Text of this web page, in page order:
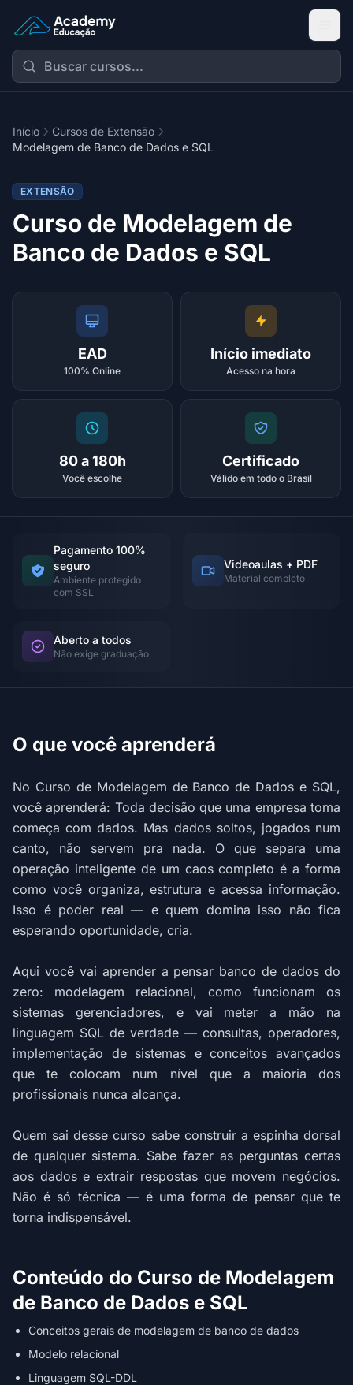
Academy Extensão
Início
Cursos de Extensão
Modelagem de Banco de Dados e SQL
EXTENSÃO
Curso de Modelagem de
Banco de Dados e SQL
EAD
100% Online
Início imediato
Acesso na hora
80 a 180h
Você escolhe
Certificado
Válido em todo o Brasil
Pagamento 100%
seguro
Ambiente protegido
com SSL
Videoaulas + PDF
Material completo
Aberto a todos
Não exige graduação
O que você aprenderá
No Curso de Modelagem de Banco de Dados e SQL,
você aprenderá: Toda decisão que uma empresa toma
começa com dados. Mas dados soltos, jogados num
canto, não servem pra nada. O que separa uma
operação inteligente de um caos completo é a forma
como você organiza, estrutura e acessa informação.
Isso é poder real — e quem domina isso não fica
esperando oportunidade, cria.
Aqui você vai aprender a pensar banco de dados do
zero: modelagem relacional, como funcionam os
sistemas gerenciadores, e vai meter a mão na
linguagem SQL de verdade — consultas, operadores,
implementação de sistemas e conceitos avançados
que te colocam num nível que a maioria dos
profissionais nunca alcança.
Quem sai desse curso sabe construir a espinha dorsal
de qualquer sistema. Sabe fazer as perguntas certas
aos dados e extrair respostas que movem negócios.
Não é só técnica — é uma forma de pensar que te
torna indispensável.
Conteúdo do Curso de Modelagem
de Banco de Dados e SQL
Conceitos gerais de modelagem de banco de dados
Modelo relacional
Linguagem SQL-DDL